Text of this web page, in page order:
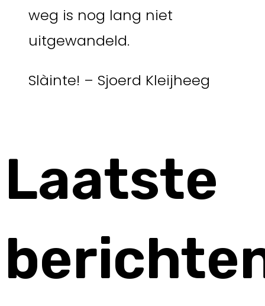
weg is nog lang niet
uitgewandeld.
Slàinte! – Sjoerd Kleijheeg
Laatste